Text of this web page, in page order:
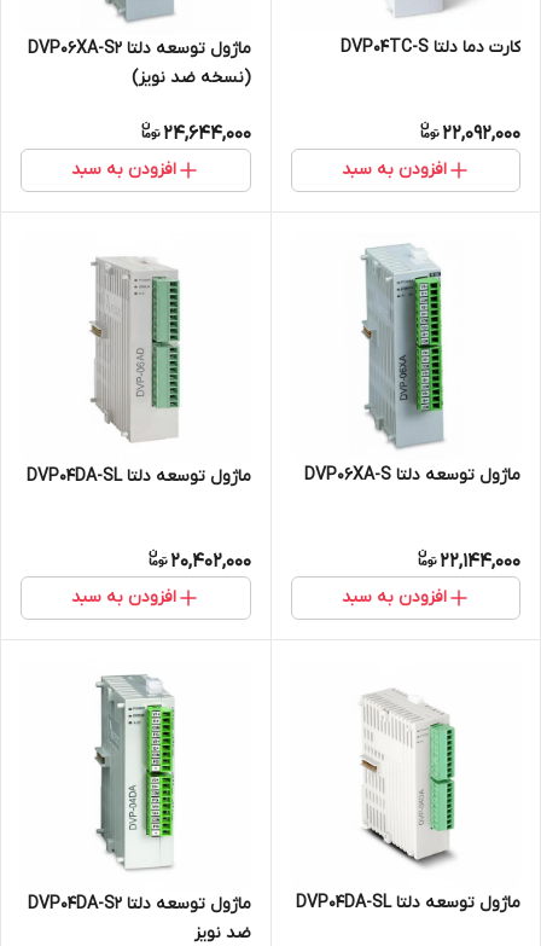
کارت دما دلتا DVP04TC-S
22,092,000
افزودن به سبد
ماژول توسعه دلتا DVP06XA-S2
(نسخه ضد نویز)
24,644,000
افزودن به سبد
ماژول توسعه دلتا DVP06XA-S
22,144,000
افزودن به سبد
ماژول توسعه دلتا DVP04DA-SL
20,402,000
افزودن به سبد
ماژول توسعه دلتا DVP04DA-SL
ماژول توسعه دلتا DVP04DA-S2
ضد نویز